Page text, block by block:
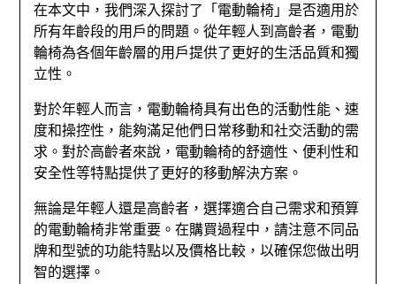
在本文中，我們深入探討了「電動輪椅」是否適用於
所有年齡段的用戶的問題。從年輕人到高齡者，電動
輪椅為各個年齡層的用戶提供了更好的生活品質和獨
立性。
對於年輕人而言，電動輪椅具有出色的活動性能、速
度和操控性，能夠滿足他們日常移動和社交活動的需
求。對於高齡者來說，電動輪椅的舒適性、便利性和
安全性等特點提供了更好的移動解決方案。
無論是年輕人還是高齡者，選擇適合自己需求和預算
的電動輪椅非常重要。在購買過程中，請注意不同品
牌和型號的功能特點以及價格比較，以確保您做出明
智的選擇。